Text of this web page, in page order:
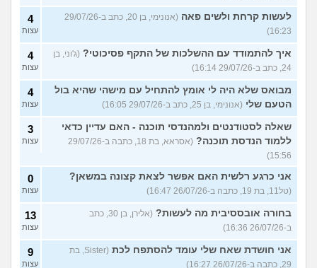
לעשות קרחת ולשים פאה
(אנונימי, בן 20, כתב ב-29/07/26
16:23)
4
עצות
איך להתמודד עם ההשלכות של התקף פסיכוטי? (ג'וני, בן
24, כתב ב-29/07/26 16:14)
4
עצות
מבואס שלא היה לי אומץ להתחיל עם מישהי שהיא בול
הטעם שלי (אנונימי, בן 25, כתב ב-29/07/26 16:05)
4
עצות
שאלה לסטודנטים ולמהנדסי תוכנה - האם עדיין כדאי
ללמוד הנדסת תוכנה?
(אסראא, בת 18, כתבה ב-29/07/26
15:56)
3
עצות
אני כרגע רלשית האם אפשר לצאת קצונה במשאן?
(טל11, בת 19, כתבה ב-26/07/26 16:47)
0
עצות
בחורה אובססיבית מה לעשות?
(אלירן, בן 30, כתב
ב-26/07/26 16:36)
13
עצות
אני חושדת שאח שלי עומד להסתפח לכת
(Sister, בת
29, כתבה ב-26/07/26 16:27)
9
עצות